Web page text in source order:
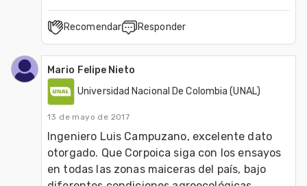
Recomendar Responder
Mario Felipe Nieto
Universidad Nacional De Colombia (UNAL)
13 de mayo de 2017
Ingeniero Luis Campuzano, excelente dato
otorgado. Que Corpoica siga con los ensayos
en todas las zonas maiceras del país, bajo